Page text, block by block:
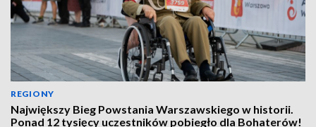
REGIONY
Największy Bieg Powstania Warszawskiego w historii.
Ponad 12 tysięcy uczestników pobiegło dla Bohaterów!